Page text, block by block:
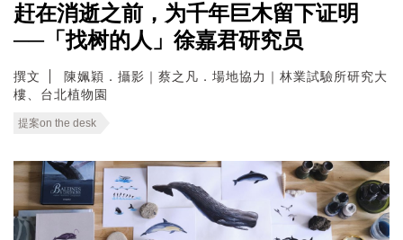
赶在消逝之前，为千年巨木留下证明
──「找树的人」徐嘉君研究员
撰文
陳姵穎．攝影｜蔡之凡．場地協力｜林業試驗所研究大
樓、台北植物園
提案on the desk